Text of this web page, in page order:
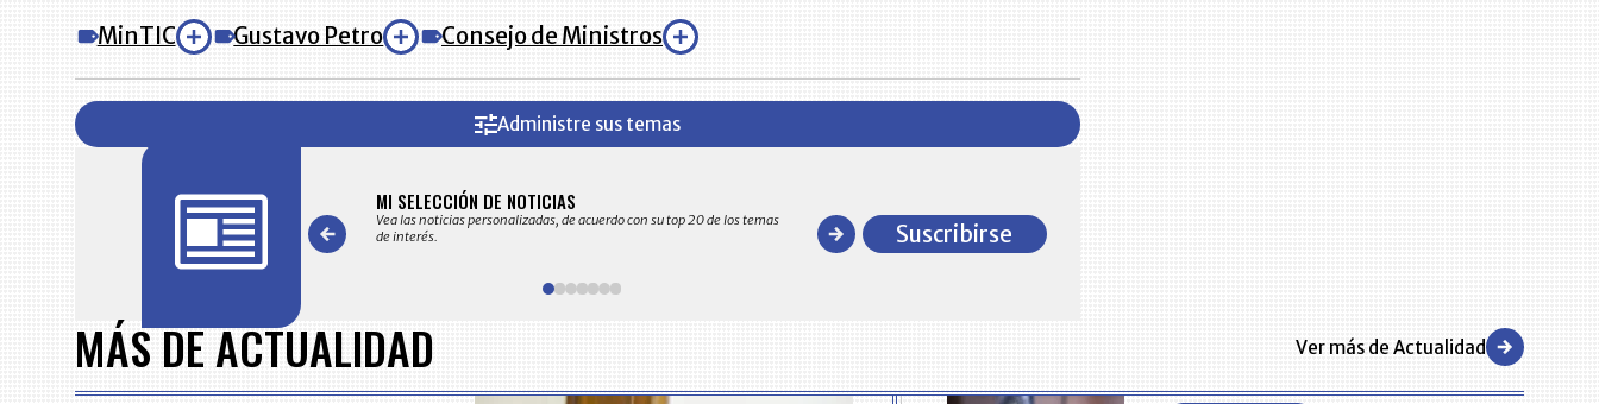
MinTIC Gustavo Petro Consejo de Ministros
Administre sus temas
en su correo electrónico las noticias seleccionadas por nuestro
MI SELECCIÓN DE NOTICIAS
Vea las noticias personalizadas, de acuerdo con su top 20 de los temas
de interés.
comportamiento general y detallado de las 10.000 primeras empresas
en ventas en Colombia
of
7
Suscribirse
MÁS DE ACTUALIDAD Ver más de Actualidad